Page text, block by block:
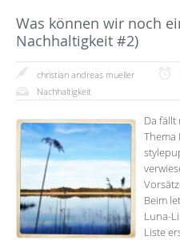
Was können wir noch
Nachhaltigkeit #2)
christian andreas mueller
Nachhaltigkeit
Da fällt
Thema
Beim
Luna-
Liste